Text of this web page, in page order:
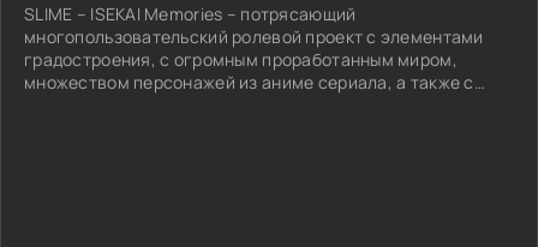
SLIME – ISEKAI Memories – потрясающий
многопользовательский ролевой проект с элементами
градостроения, с огромным проработанным миром,
множеством персонажей из аниме сериала, а также с